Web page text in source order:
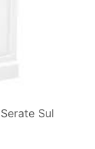
Pontecorvo